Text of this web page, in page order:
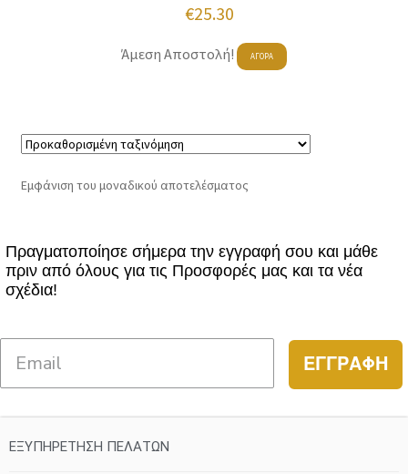
Original
€25.30
τρέχουσα
τιμή
€25.30.
Άμεση Αποστολή! ΑΓΟΡΑ
Αυτό
πολλαπλές
να
επιλεγούν
του
προϊόντος
Εμφάνιση του μοναδικού αποτελέσματος
Πραγματοποίησε σήμερα την εγγραφή σου και μάθε
πριν από όλους για τις Προσφορές μας και τα νέα
σχέδια!
ΕΓΓΡΑΦΗ
ΕΞΥΠΗΡΕΤΗΣΗ ΠΕΛΑΤΩΝ